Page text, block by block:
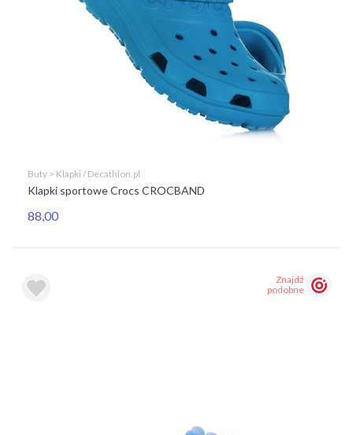
Buty > Klapki / Decathlon.pl
Klapki sportowe Crocs CROCBAND
88,00
Znajdź
podobne